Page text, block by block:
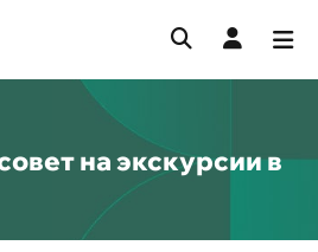
на экскурсии в